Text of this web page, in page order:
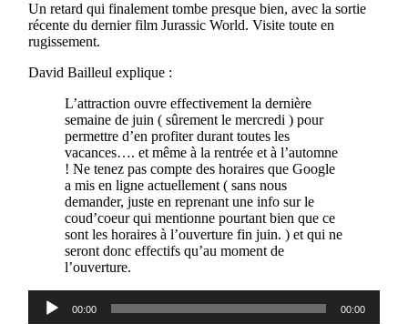
Un retard qui finalement tombe presque bien, avec la sortie
récente du dernier film Jurassic World. Visite toute en
rugissement.
David Bailleul explique :
L’attraction ouvre effectivement la dernière
semaine de juin ( sûrement le mercredi ) pour
permettre d’en profiter durant toutes les
vacances…. et même à la rentrée et à l’automne
! Ne tenez pas compte des horaires que Google
a mis en ligne actuellement ( sans nous
demander, juste en reprenant une info sur le
coud’coeur qui mentionne pourtant bien que ce
sont les horaires à l’ouverture fin juin. ) et qui ne
seront donc effectifs qu’au moment de
l’ouverture.
Lecteur
audio
00:00 00:00